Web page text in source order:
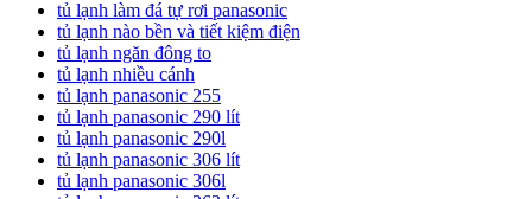
tủ lạnh làm đá tự rơi panasonic
tủ lạnh nào bền và tiết kiệm điện
tủ lạnh ngăn đông to
tủ lạnh nhiều cánh
tủ lạnh panasonic 255
tủ lạnh panasonic 290 lít
tủ lạnh panasonic 290l
tủ lạnh panasonic 306 lít
tủ lạnh panasonic 306l